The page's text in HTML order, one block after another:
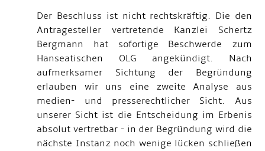
Der Beschluss ist nicht rechtskräftig. Die den
Antragesteller vertretende Kanzlei Schertz
Bergmann hat sofortige Beschwerde zum
Hanseatischen OLG angekündigt. Nach
aufmerksamer Sichtung der Begründung
erlauben wir uns eine zweite Analyse aus
medien- und presserechtlicher Sicht. Aus
unserer Sicht ist die Entscheidung im Erbenis
absolut vertretbar - in der Begründung wird die
nächste Instanz noch wenige lücken schließen